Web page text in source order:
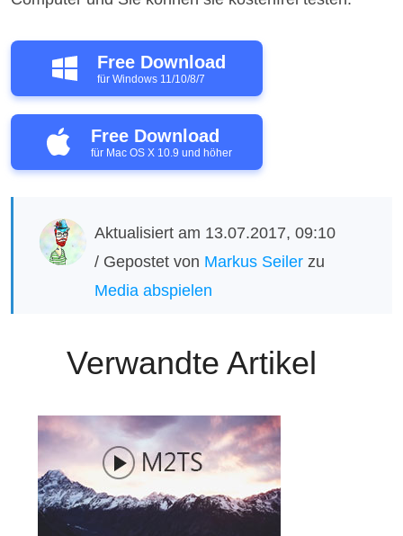
Free Download
für Windows 11/10/8/7
Free Download
für Mac OS X 10.9 und höher
Aktualisiert am 13.07.2017, 09:10
/ Gepostet von Markus Seiler zu
Media abspielen
Verwandte Artikel